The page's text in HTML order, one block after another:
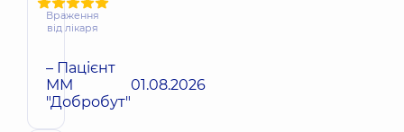
Враження
від лікаря
– Пацієнт
ММ
"Добробут"
01.08.2026